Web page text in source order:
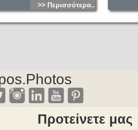
>> Περισσότερα...
Προτείνετε μας